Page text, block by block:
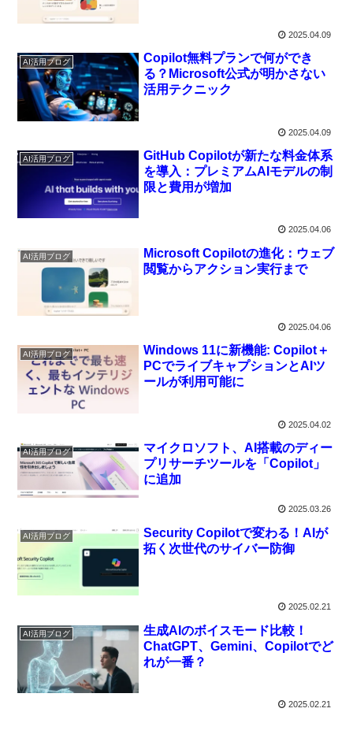
2025.04.09
AI活用ブログ
Copilot無料プランで何ができ
る？Microsoft公式が明かさない
活用テクニック
2025.04.09
AI活用ブログ
GitHub Copilotが新たな料金体系
を導入：プレミアムAIモデルの制
限と費用が増加
2025.04.06
AI活用ブログ
Microsoft Copilotの進化：ウェブ
閲覧からアクション実行まで
2025.04.06
AI活用ブログ
Windows 11に新機能: Copilot＋
PCでライブキャプションとAIツ
ールが利用可能に
2025.04.02
AI活用ブログ
マイクロソフト、AI搭載のディー
プリサーチツールを「Copilot」
に追加
2025.03.26
AI活用ブログ
Security Copilotで変わる！AIが
拓く次世代のサイバー防御
2025.02.21
AI活用ブログ
生成AIのボイスモード比較！
ChatGPT、Gemini、Copilotでど
れが一番？
2025.02.21